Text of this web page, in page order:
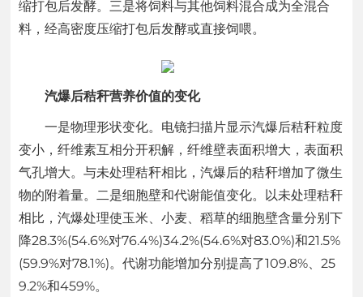
缩打包后发酵。三是将饲料与其他饲料混合成为全混合
料，经高密度压缩打包后发酵或直接饲喂。
汽爆后秸秆营养价值的变化
一是物理形状变化。电镜扫描片显示汽爆后秸秆粒度
变小，纤维素互相分开积解，纤维壁表面积增大，表面积
气孔增大。与未处理秸秆相比，汽爆后的秸秆增加了微生
物的附着量。二是细胞壁和代谢能值变化。以未处理秸秆
相比，汽爆处理使玉米、小麦、稻草的细胞壁含量分别下
降28.3%(54.6%对76.4%)34.2%(54.6%对83.0%)和21.5%
(59.9%对78.1%)。代谢功能增加分别提高了109.8%、25
9.2%和459%。